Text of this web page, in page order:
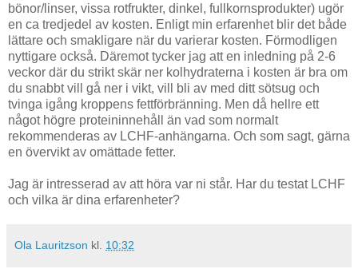
bönor/linser, vissa rotfrukter, dinkel, fullkornsprodukter) ugör
en ca tredjedel av kosten. Enligt min erfarenhet blir det både
lättare och smakligare när du varierar kosten. Förmodligen
nyttigare också. Däremot tycker jag att en inledning på 2-6
veckor där du strikt skär ner kolhydraterna i kosten är bra om
du snabbt vill gå ner i vikt, vill bli av med ditt sötsug och
tvinga igång kroppens fettförbränning. Men då hellre ett
något högre proteininnehåll än vad som normalt
rekommenderas av LCHF-anhängarna. Och som sagt, gärna
en övervikt av omättade fetter.
Jag är intresserad av att höra var ni står. Har du testat LCHF
och vilka är dina erfarenheter?
Ola Lauritzson kl. 10:32